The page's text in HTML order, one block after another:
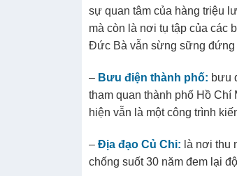
sự quan tâm của hàng triệu
mà còn là nơi tụ tập của các
Đức Bà vẫn sừng sững
– Bưu điện thành phố: bưu
tham quan thành phố Hồ Chí
hiện vẫn là một công trình
–Địa đạo Củ Chi: là nơi thu
chống suốt 30 năm đem lại